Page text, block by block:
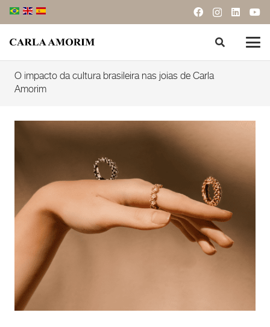
O impacto da cultura brasileira nas joias de Carla
Amorim